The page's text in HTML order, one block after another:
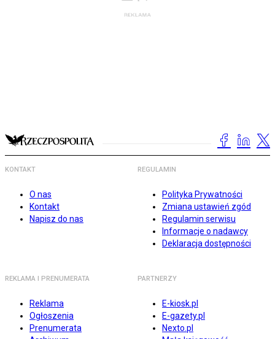
KONTAKT
O nas
Kontakt
Napisz do nas
REGULAMIN
Polityka Prywatności
Zmiana ustawień zgód
Regulamin serwisu
Informacje o nadawcy
Deklaracja dostępności
REKLAMA I PRENUMERATA
Reklama
Ogłoszenia
Prenumerata
PARTNERZY
E-kiosk.pl
E-gazety.pl
Nexto.pl